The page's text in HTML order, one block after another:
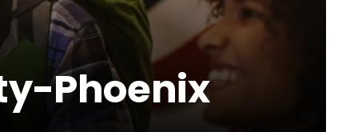
Phoenix